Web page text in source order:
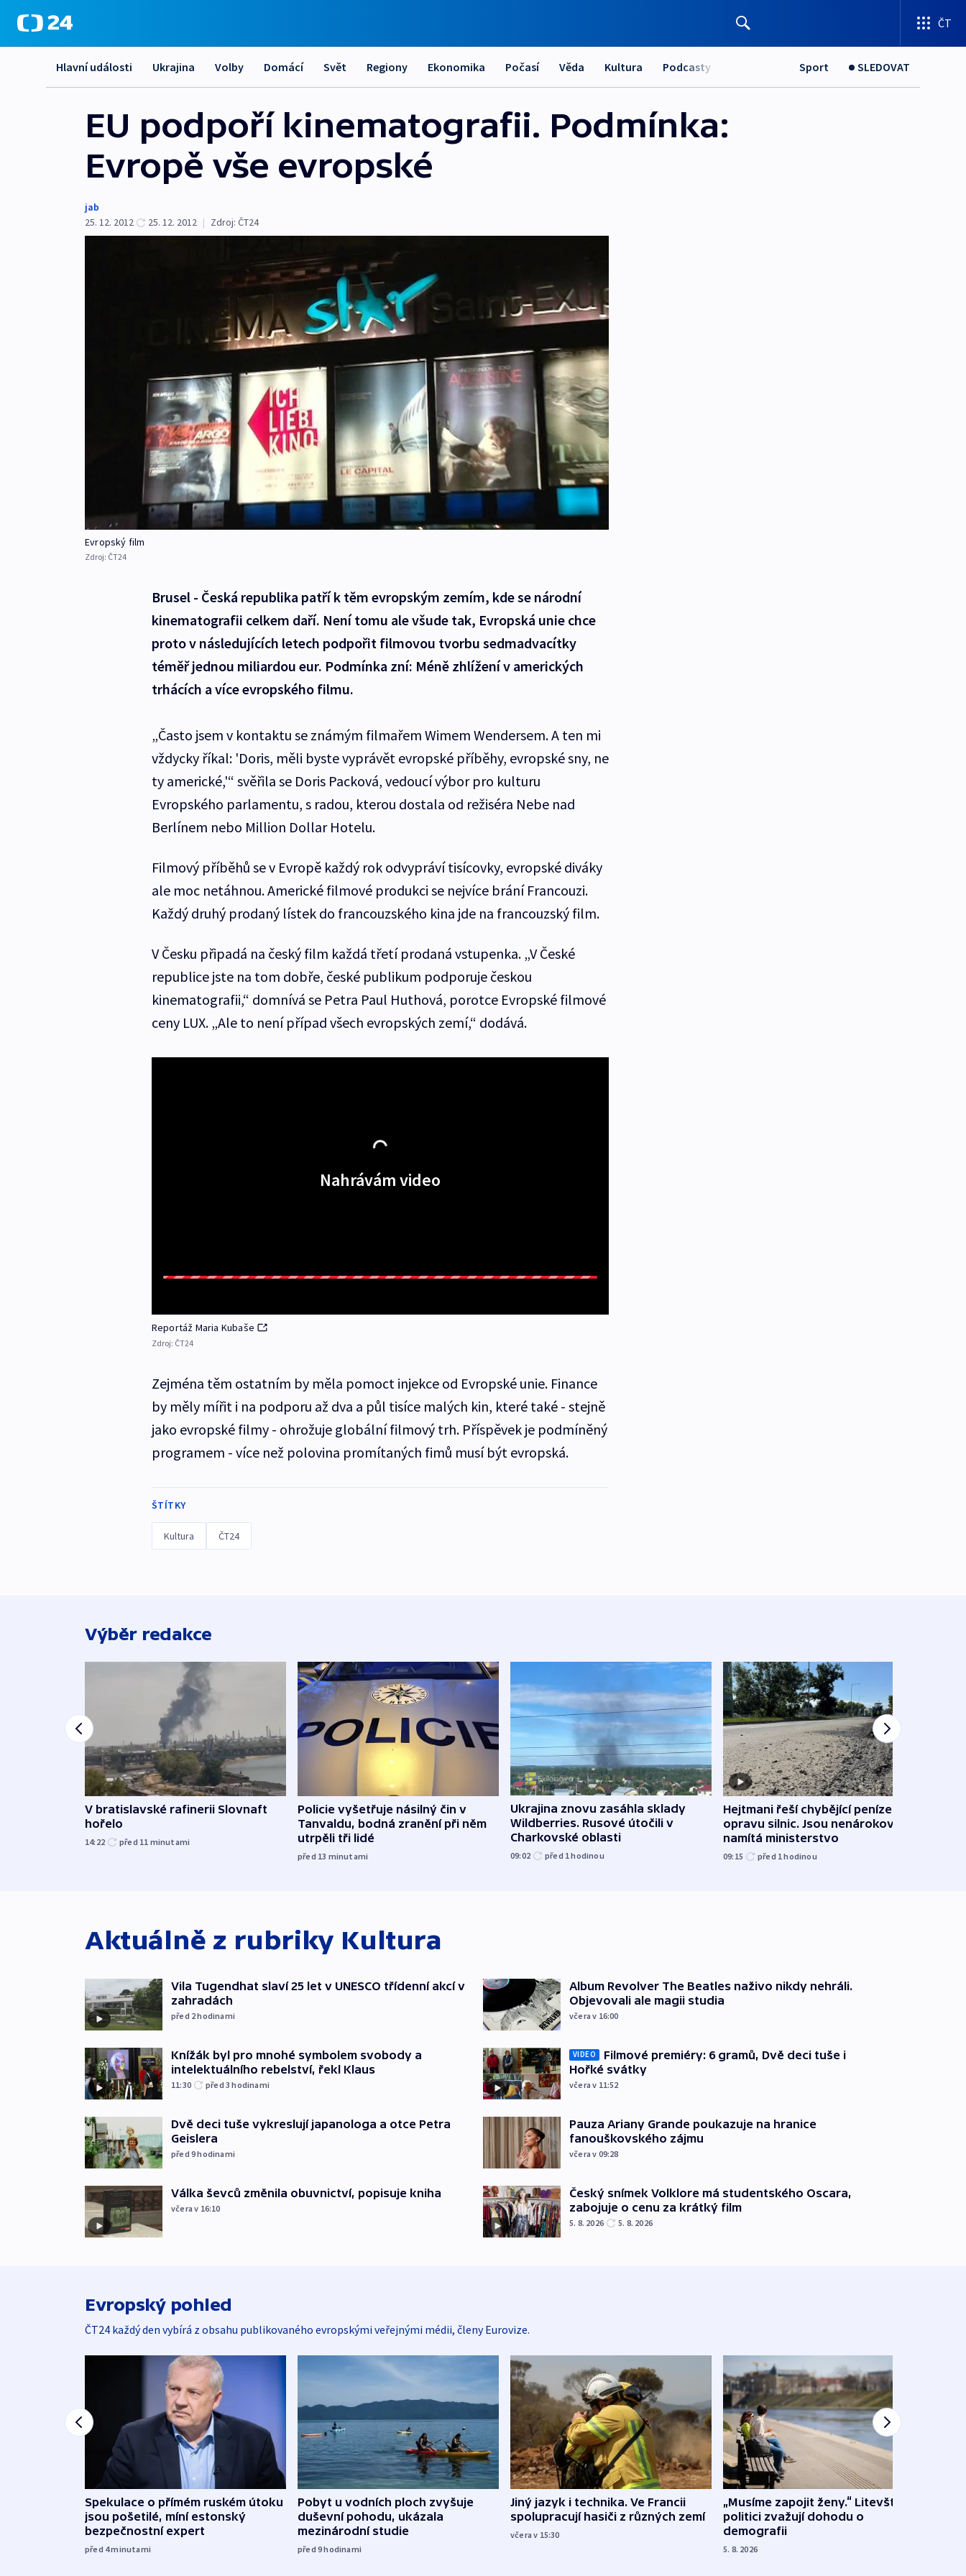
ČT
Hlavní události Ukrajina Volby Domácí Svět Regiony Ekonomika Počasí Věda Kultura Podcasty Sport SLEDOVAT
EU podpoří kinematografii. Podmínka:
Evropě vše evropské
jab
25. 12. 2012
25. 12. 2012 | Zdroj: ČT24
Evropský film
Zdroj: ČT24
Brusel - Česká republika patří k těm evropským zemím, kde se národní
kinematografii celkem daří. Není tomu ale všude tak, Evropská unie chce
proto v následujících letech podpořit filmovou tvorbu sedmadvacítky
téměř jednou miliardou eur. Podmínka zní: Méně zhlížení v amerických
trhácích a více evropského filmu.
„Často jsem v kontaktu se známým filmařem Wimem Wendersem. A ten mi
vždycky říkal: 'Doris, měli byste vyprávět evropské příběhy, evropské sny, ne
ty americké,'“ svěřila se Doris Packová, vedoucí výbor pro kulturu
Evropského parlamentu, s radou, kterou dostala od režiséra Nebe nad
Berlínem nebo Million Dollar Hotelu.
Filmový příběhů se v Evropě každý rok odvypráví tisícovky, evropské diváky
ale moc netáhnou. Americké filmové produkci se nejvíce brání Francouzi.
Každý druhý prodaný lístek do francouzského kina jde na francouzský film.
V Česku připadá na český film každá třetí prodaná vstupenka. „V České
republice jste na tom dobře, české publikum podporuje českou
kinematografii,“ domnívá se Petra Paul Huthová, porotce Evropské filmové
ceny LUX. „Ale to není případ všech evropských zemí,“ dodává.
Nahrávám video
Reportáž Maria Kubaše
Zdroj: ČT24
Zejména těm ostatním by měla pomoct injekce od Evropské unie. Finance
by měly mířit i na podporu až dva a půl tisíce malých kin, které také - stejně
jako evropské filmy - ohrožuje globální filmový trh. Příspěvek je podmíněný
programem - více než polovina promítaných fimů musí být evropská.
ŠTÍTKY
Kultura ČT24
Výběr redakce
V bratislavské rafinerii Slovnaft
hořelo
14:22 před 11 minutami
Policie vyšetřuje násilný čin v
Tanvaldu, bodná zranění při něm
utrpěli tři lidé
před 13 minutami
Ukrajina znovu zasáhla sklady
Wildberries. Rusové útočili v
Charkovské oblasti
09:02 před 1hodinou
Hejtmani řeší chybějící peníze na
opravu silnic. Jsou nenárokové,
namítá ministerstvo
09:15 před 1hodinou
Aktuálně z rubriky Kultura
Vila Tugendhat slaví 25 let v UNESCO třídenní akcí v
zahradách
před 2hodinami
Knížák byl pro mnohé symbolem svobody a
intelektuálního rebelství, řekl Klaus
11:30 před 3hodinami
Dvě deci tuše vykreslují japanologa a otce Petra
Geislera
před 9hodinami
Válka ševců změnila obuvnictví, popisuje kniha
včera v 16:10
Album Revolver The Beatles naživo nikdy nehráli.
Objevovali ale magii studia
včera v 16:00
VIDEO
Filmové premiéry: 6 gramů, Dvě deci tuše i
Hořké svátky
včera v 11:52
Pauza Ariany Grande poukazuje na hranice
fanouškovského zájmu
včera v 09:28
Český snímek Volklore má studentského Oscara,
zabojuje o cenu za krátký film
5. 8. 2026 5. 8. 2026
Evropský pohled
ČT24 každý den vybírá z obsahu publikovaného evropskými veřejnými médii, členy Eurovize.
Spekulace o přímém ruském útoku
jsou pošetilé, míní estonský
bezpečnostní expert
před 4minutami
Pobyt u vodních ploch zvyšuje
duševní pohodu, ukázala
mezinárodní studie
před 9hodinami
Jiný jazyk i technika. Ve Francii
spolupracují hasiči z různých zemí
včera v 15:30
„Musíme zapojit ženy.“ Litevští
politici zvažují dohodu o
demografii
5. 8. 2026